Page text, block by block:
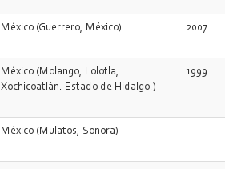
México (Guerrero, México) 2007
México (Molango, Lolotla,
Xochicoatlán. Estado de Hidalgo.)
1999
México (Mulatos, Sonora)